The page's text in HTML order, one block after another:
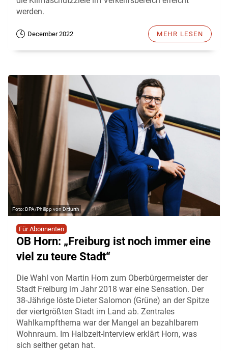
werden.
December 2022 MEHR LESEN
DPA/Philipp von Ditfurth
Für Abonnenten
OB Horn: „Freiburg ist noch immer eine
viel zu teure Stadt“
Die Wahl von Martin Horn zum Oberbürgermeister der
Stadt Freiburg im Jahr 2018 war eine Sensation. Der
38-Jährige löste Dieter Salomon (Grüne) an der Spitze
der viertgrößten Stadt im Land ab. Zentrales
Wahlkampfthema war der Mangel an bezahlbarem
Wohnraum. Im Halbzeit-Interview erklärt Horn, was
sich seither getan hat.